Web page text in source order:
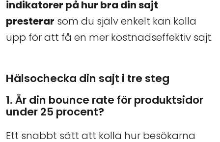
indikatorer på hur bra din sajt
presterar som du själv enkelt kan kolla
upp för att få en mer kostnadseffektiv sajt.
Hälsochecka din sajt i tre steg
1. Är din bounce rate för produktsidor
under 25 procent?
Ett snabbt sätt att kolla hur besökarna